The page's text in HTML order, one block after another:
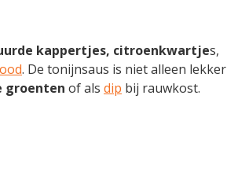
kappertjes, citroenkwartjes,
. De tonijnsaus is niet alleen lekker
groenten of als dip bij rauwkost.